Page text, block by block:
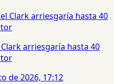
arriesgaría hasta 40
de 2026, 17:12